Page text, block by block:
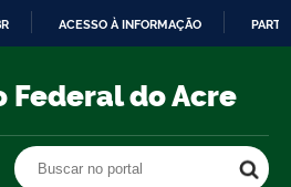
O
ACESSO À INFORMAÇÃO
do Acre
Buscar no portal